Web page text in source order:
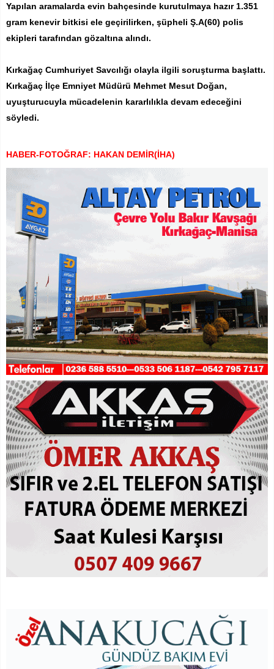
Yapılan aramalarda evin bahçesinde kurutulmaya hazır 1.351
gram kenevir bitkisi ele geçirilirken, şüpheli Ş.A(60) polis
ekipleri tarafından gözaltına alındı.
Kırkağaç Cumhuriyet Savcılığı olayla ilgili soruşturma başlattı.
Kırkağaç İlçe Emniyet Müdürü Mehmet Mesut Doğan,
uyuşturucuyla mücadelenin kararlılıkla devam edeceğini
söyledi.
HABER-FOTOĞRAF: HAKAN DEMİR(İHA)